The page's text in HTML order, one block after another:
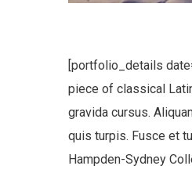
[portfolio_details
piece of classical
gravida cursus.
quis turpis. Fusce et
Hampden-Sydney